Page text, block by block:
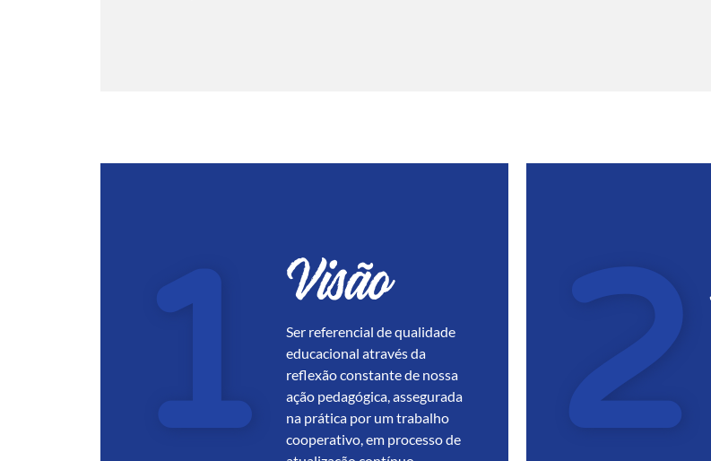
Visão
Ser referencial de qualidade
educacional através da
reflexão constante de nossa
ação pedagógica, assegurada
na prática por um trabalho
cooperativo, em processo de